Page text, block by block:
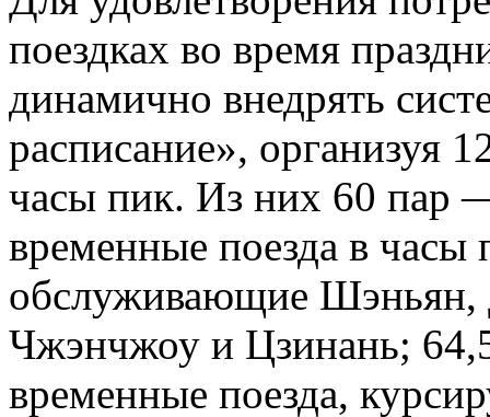
поездках во время
динамично внедрять
расписание», организуя
часы пик. Из них 60 пар
временные поезда в часы
обслуживающие Шэньян,
Чжэнчжоу и Цзинань;
временные поезда,